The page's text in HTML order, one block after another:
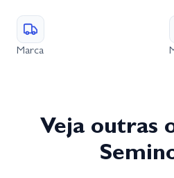
Marca
Veja outras